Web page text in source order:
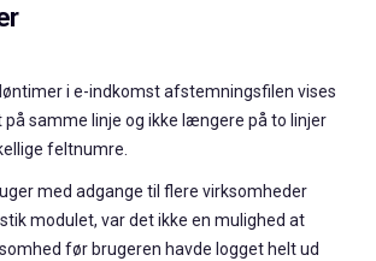
i e-indkomst afstemningsfilen vises
på samme linje og ikke længere på to linjer
feltnumre.
med adgange til flere virksomheder
modulet, var det ikke en mulighed at
før brugeren havde logget helt ud